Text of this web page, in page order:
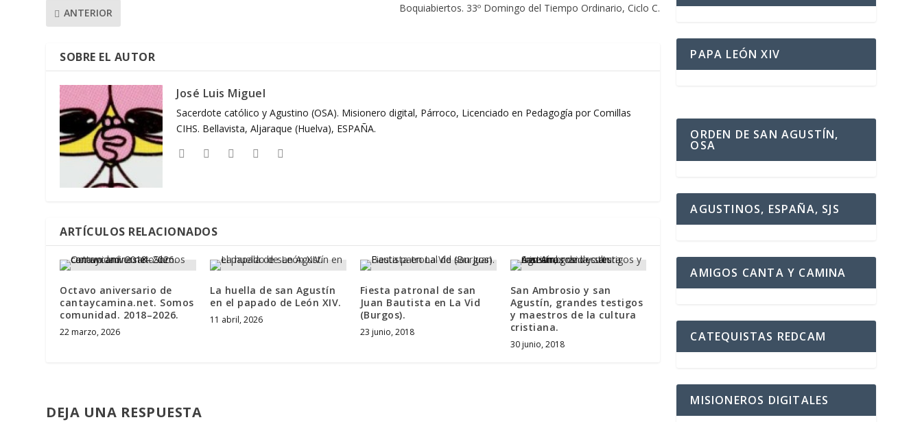
ANTERIOR
Boquiabiertos. 33º Domingo del Tiempo Ordinario, Ciclo C.
SOBRE EL AUTOR
José Luis Miguel
Sacerdote católico y Agustino (OSA). Misionero digital, Párroco, Licenciado en Pedagogía por Comillas
CIHS. Bellavista, Aljaraque (Huelva), ESPAÑA.
ARTÍCULOS RELACIONADOS
Octavo aniversario de
cantaycamina.net. Somos
comunidad. 2018–2026.
22 marzo, 2026
La huella de san Agustín
en el papado de León XIV.
11 abril, 2026
Fiesta patronal de san
Juan Bautista en La Vid
(Burgos).
23 junio, 2018
San Ambrosio y san
Agustín, grandes testigos
y maestros de la cultura
cristiana.
30 junio, 2018
DEJA UNA RESPUESTA
PAPA LEÓN XIV
ORDEN DE SAN AGUSTÍN,
OSA
AGUSTINOS, ESPAÑA, SJS
AMIGOS CANTA Y CAMINA
CATEQUISTAS REDCAM
MISIONEROS DIGITALES